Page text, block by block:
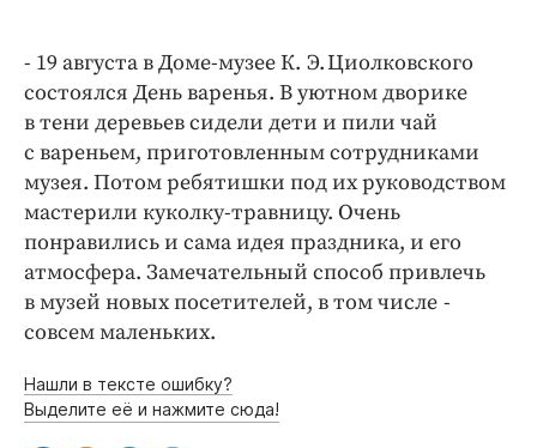
- 19 августа в Доме-музее К. Э. Циолковского
состоялся День варенья. В уютном дворике
в тени деревьев сидели дети и пили чай
с вареньем, приготовленным сотрудниками
музея. Потом ребятишки под их руководством
мастерили куколку-травницу. Очень
понравились и сама идея праздника, и его
атмосфера. Замечательный способ привлечь
в музей новых посетителей, в том числе - ​
совсем маленьких.
Нашли в тексте ошибку?
Выделите её и нажмите сюда!